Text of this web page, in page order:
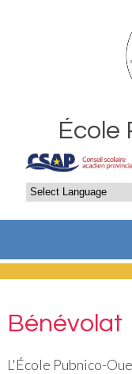
École
Bénévolat
L'École Pubnico-